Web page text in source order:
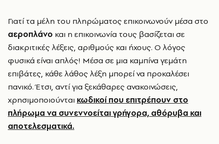
Γιατί τα μέλη του πληρώματος επικοινωνούν μέσα στο
αεροπλάνο και η επικοινωνία τους βασίζεται σε
διακριτικές λέξεις, αριθμούς και ήχους. Ο λόγος
φυσικά είναι απλός! Μέσα σε μια καμπίνα γεμάτη
επιβάτες, κάθε λάθος λέξη μπορεί να προκαλέσει
πανικό. Έτσι, αντί για ξεκάθαρες ανακοινώσεις,
χρησιμοποιούνται κωδικοί που επιτρέπουν στο
πλήρωμα να συνεννοείται γρήγορα, αθόρυβα και
αποτελεσματικά.